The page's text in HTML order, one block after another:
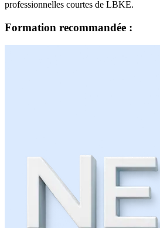
professionnelles courtes de LBKE.
Formation recommandée :